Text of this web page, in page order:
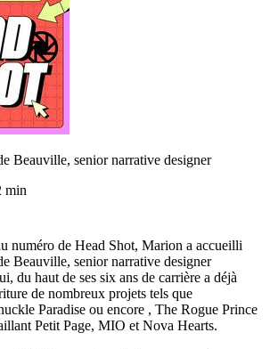
Beauville, senior narrative designer
min
numéro de Head Shot, Marion a accueilli
Beauville, senior narrative designer
du haut de ses six ans de carrière a déjà
de nombreux projets tels que
Paradise ou encore , The Rogue Prince
Petit Page, MIO et Nova Hearts.